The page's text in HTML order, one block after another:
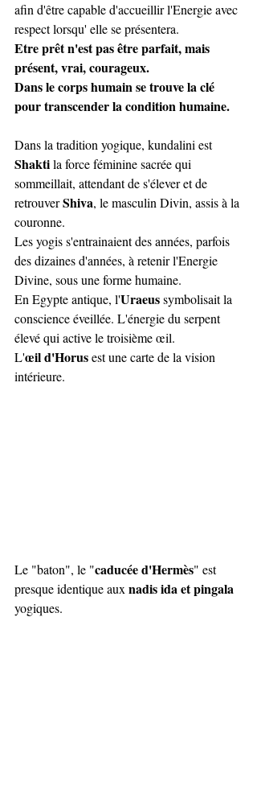
afin d'être capable d'accueillir l'Energie avec
respect lorsqu' elle se présentera.
Etre prêt n'est pas être parfait, mais
présent, vrai, courageux.
Dans le corps humain se trouve la clé
pour transcender la condition humaine.
Dans la tradition yogique, kundalini est
Shakti la force féminine sacrée qui
sommeillait, attendant de s'élever et de
retrouver Shiva, le masculin Divin, assis à la
couronne.
Les yogis s'entrainaient des années, parfois
des dizaines d'années, à retenir l'Energie
Divine, sous une forme humaine.
En Egypte antique, l'Uraeus symbolisait la
conscience éveillée. L'énergie du serpent
élevé qui active le troisième œil.
L'œil d'Horus est une carte de la vision
intérieure.
Le "baton", le "caducée d'Hermès" est
presque identique aux nadis ida et pingala
yogiques.